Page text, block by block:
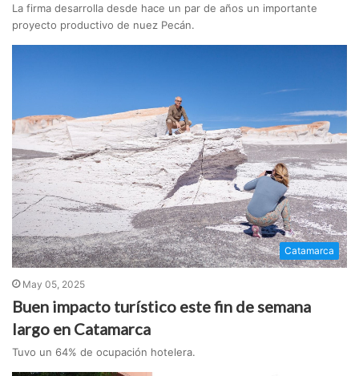
La firma desarrolla desde hace un par de años un importante
proyecto productivo de nuez Pecán.
Catamarca
May 05, 2025
Buen impacto turístico este fin de semana
largo en Catamarca
Tuvo un 64% de ocupación hotelera.